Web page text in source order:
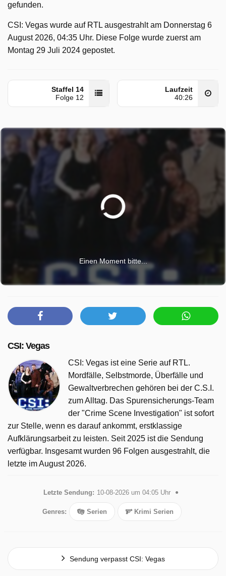
gefunden.
CSI: Vegas wurde auf RTL ausgestrahlt am Donnerstag 6
August 2026, 04:35 Uhr. Diese Folge wurde zuerst am
Montag 29 Juli 2024 gepostet.
Staffel 14
Folge 12
Laufzeit
40:26
Einen Moment bitte...
CSI: Vegas
CSI: Vegas ist eine Serie auf RTL.
Mordfälle, Selbstmorde, Überfälle und
Gewaltverbrechen gehören bei der C.S.I.
zum Alltag. Das Spurensicherungs-Team
der "Crime Scene Investigation" ist sofort
zur Stelle, wenn es darauf ankommt, erstklassige
Aufklärungsarbeit zu leisten. Seit 2025 ist die Sendung
verfügbar. Insgesamt wurden 96 Folgen ausgestrahlt, die
letzte im August 2026.
Letzte Sendung: 10-08-2026 um 04:05 Uhr
Genres: Serien Krimi Serien
Sendung verpasst CSI: Vegas